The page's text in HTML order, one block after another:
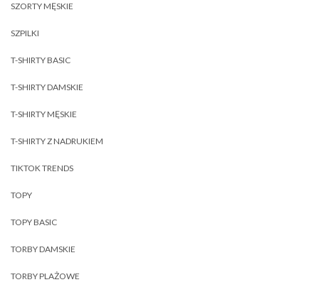
SZORTY MĘSKIE
SZPILKI
T-SHIRTY BASIC
T-SHIRTY DAMSKIE
T-SHIRTY MĘSKIE
T-SHIRTY Z NADRUKIEM
TIKTOK TRENDS
TOPY
TOPY BASIC
TORBY DAMSKIE
TORBY PLAŻOWE